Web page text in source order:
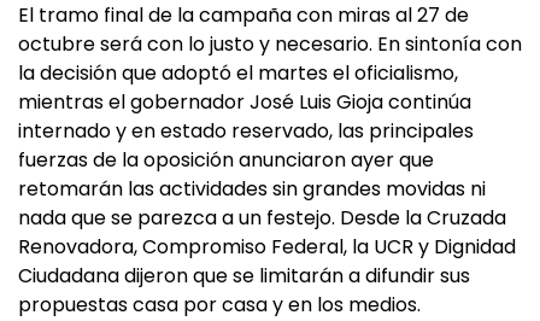
El tramo final de la campaña con miras al 27 de
octubre será con lo justo y necesario. En sintonía con
la decisión que adoptó el martes el oficialismo,
mientras el gobernador José Luis Gioja continúa
internado y en estado reservado, las principales
fuerzas de la oposición anunciaron ayer que
retomarán las actividades sin grandes movidas ni
nada que se parezca a un festejo. Desde la Cruzada
Renovadora, Compromiso Federal, la UCR y Dignidad
Ciudadana dijeron que se limitarán a difundir sus
propuestas casa por casa y en los medios.